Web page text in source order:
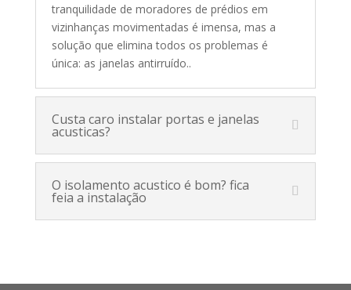
tranquilidade de moradores de prédios em
vizinhanças movimentadas é imensa, mas a
solução que elimina todos os problemas é
única: as janelas antirruído..
Custa caro instalar portas e janelas
acusticas?
O isolamento acustico é bom? fica
feia a instalação